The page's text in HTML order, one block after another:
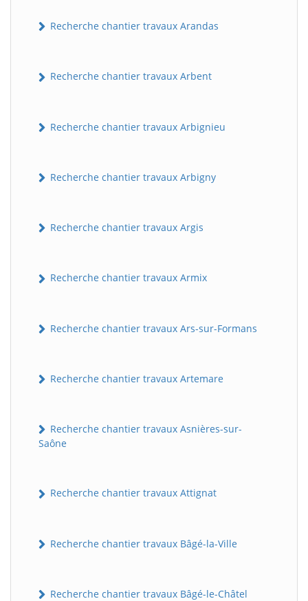
Recherche chantier travaux Arandas
Recherche chantier travaux Arbent
Recherche chantier travaux Arbignieu
Recherche chantier travaux Arbigny
Recherche chantier travaux Argis
Recherche chantier travaux Armix
Recherche chantier travaux Ars-sur-Formans
Recherche chantier travaux Artemare
Recherche chantier travaux Asnières-sur-
Saône
Recherche chantier travaux Attignat
Recherche chantier travaux Bâgé-la-Ville
Recherche chantier travaux Bâgé-le-Châtel